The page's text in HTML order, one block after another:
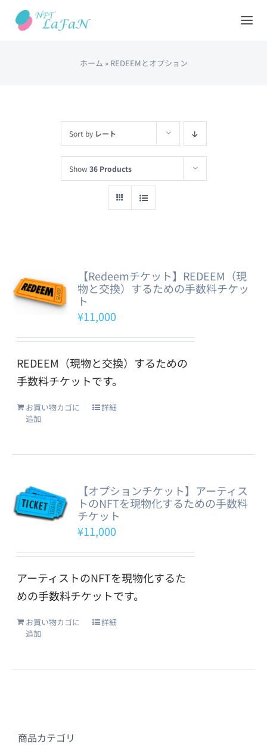
Skip
HOME
NFTショップ
REDEEM(現物と交換)
ホーム » REDEEMとオプション
Sort by レート
Show 36 Products
【Redeemチケット】REDEEM（現
物と交換）するための手数料チケッ
ト
¥11,000
REDEEM（現物と交換）するための
手数料チケットです。
お買い物カゴに
追加
詳細
【オプションチケット】アーティス
トのNFTを現物化するための手数料
チケット
¥11,000
アーティストのNFTを現物化するた
めの手数料チケットです。
お買い物カゴに
追加
詳細
商品カテゴリ